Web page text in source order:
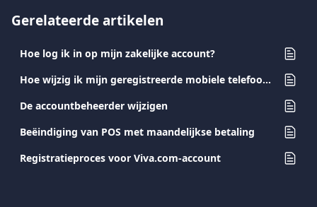
Gerelateerde artikelen
Hoe log ik in op mijn zakelijke account?
Hoe wijzig ik mijn geregistreerde mobiele telefoonnummer?
De accountbeheerder wijzigen
Beëindiging van POS met maandelijkse betaling
Registratieproces voor Viva.com-account